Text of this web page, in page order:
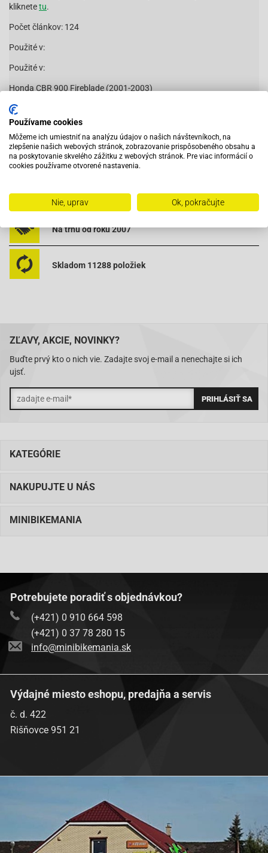
kliknetetu.
Počet článkov: 124
Použité v:
Použité v:
Honda CBR 900 Fireblade (2001-2003)
445-124
Vybavený servis s odborným vyškoleným personálom
Pri objednaní do 12:00 tovar zajtra u vás
Na trhu od roku 2007
Skladom 11288 položiek
ZĽAVY, AKCIE, NOVINKY?
Buďte prvý kto o nich vie. Zadajte svoj e-mail a nenechajte si ich
ujsť.
KATEGÓRIE
NAKUPUJTE U NÁS
MINIBIKEMANIA
Potrebujete poradiť s objednávkou?
(+421) 0 910 664 598
(+421) 0 37 78 280 15
info@minibikemania.sk
Výdajné miesto eshopu, predajňa a servis
č. d. 422
Rišňovce 951 21
Používame cookies
Môžeme ich umiestniť na analýzu údajov o našich návštevníkoch, na
zlepšenie našich webových stránok, zobrazovanie prispôsobeného obsahu a
na poskytovanie skvelého zážitku z webových stránok. Pre viac informácií o
cookies používame otvorené nastavenia.
Nie, uprav Ok, pokračujte